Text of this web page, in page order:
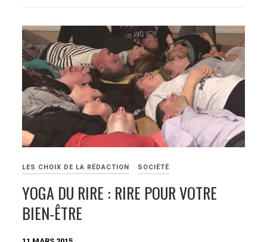
LES CHOIX DE LA RÉDACTION SOCIÉTÉ
YOGA DU RIRE : RIRE POUR VOTRE
BIEN-ÊTRE